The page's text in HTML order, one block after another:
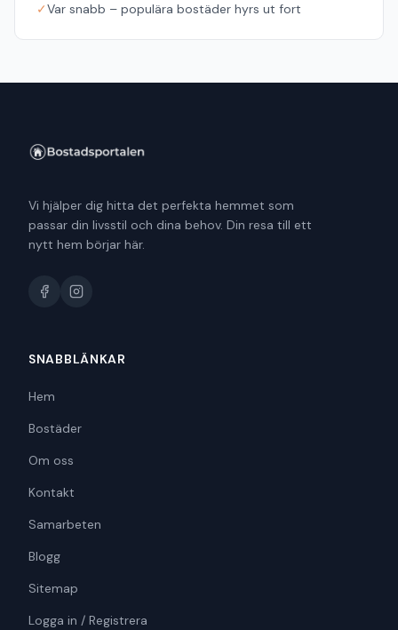
✓Var snabb – populära bostäder hyrs ut fort
Vi hjälper dig hitta det perfekta hemmet som
passar din livsstil och dina behov. Din resa till ett
nytt hem börjar här.
SNABBLÄNKAR
Hem
Bostäder
Om oss
Kontakt
Samarbeten
Blogg
Sitemap
Logga in / Registrera